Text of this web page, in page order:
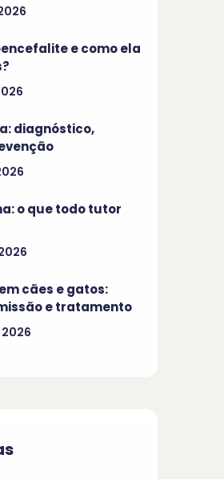
e como ela
diagnóstico,
o que todo tutor
cães e gatos:
e tratamento